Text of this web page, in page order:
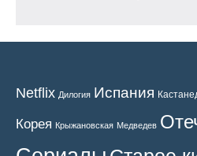
Netflix Дилогия Испания
Корея Крыжановская Медведев